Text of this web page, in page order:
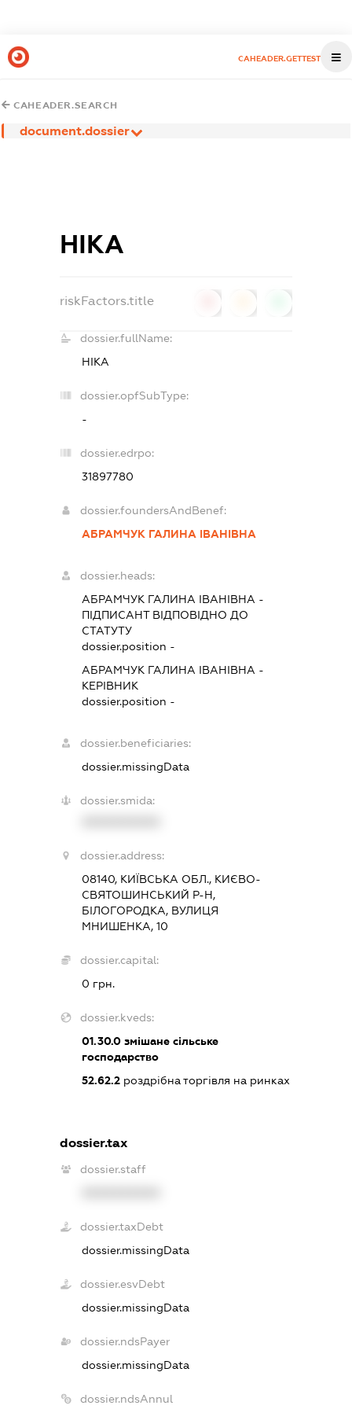
CAHEADER.GETTEST
CAHEADER.SEARCH
document.dossier
НІКА
riskFactors.title
dossier.fullName:
НІКА
dossier.opfSubType:
-
dossier.edrpo:
31897780
dossier.foundersAndBenef:
АБРАМЧУК ГАЛИНА ІВАНІВНА
dossier.heads:
АБРАМЧУК ГАЛИНА ІВАНІВНА -
ПІДПИСАНТВІДПОВІДНО ДО
СТАТУТУ
dossier.position -
АБРАМЧУК ГАЛИНА ІВАНІВНА -
КЕРІВНИК
dossier.position -
dossier.beneficiaries:
dossier.missingData
dossier.smida:
dossier.address:
08140, КИЇВСЬКА ОБЛ., КИЄВО-
СВЯТОШИНСЬКИЙ Р-Н,
БІЛОГОРОДКА, ВУЛИЦЯ
МНИШЕНКА, 10
dossier.capital:
0 грн.
dossier.kveds:
01.30.0змішане сільське
господарство
52.62.2роздрібна торгівля на ринках
dossier.tax
dossier.staff
dossier.taxDebt
dossier.missingData
dossier.esvDebt
dossier.missingData
dossier.ndsPayer
dossier.missingData
dossier.ndsAnnul